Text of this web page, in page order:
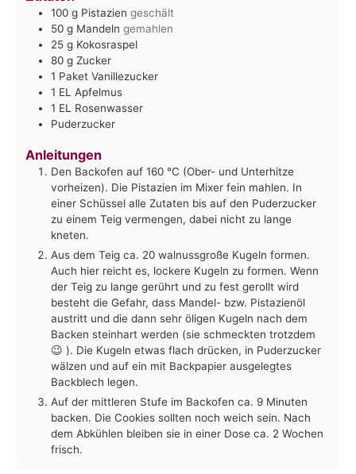
100 g Pistazien geschält
50 g Mandeln gemahlen
25 g Kokosraspel
80 g Zucker
1 Paket Vanillezucker
1 EL Apfelmus
1 EL
Rosenwasser
Puderzucker
Anleitungen
Den Backofen auf 160 °C (Ober- und Unterhitze
vorheizen). Die Pistazien im Mixer fein mahlen. In
einer Schüssel alle Zutaten bis auf den Puderzucker
zu einem Teig vermengen, dabei nicht zu lange
kneten.
Aus dem Teig ca. 20 walnussgroße Kugeln formen.
Auch hier reicht es, lockere Kugeln zu formen. Wenn
der Teig zu lange gerührt und zu fest gerollt wird
besteht die Gefahr, dass Mandel- bzw. Pistazienöl
austritt und die dann sehr öligen Kugeln nach dem
Backen steinhart werden (sie schmeckten trotzdem
😉 ). Die Kugeln etwas flach drücken, in Puderzucker
wälzen und auf ein mit Backpapier ausgelegtes
Backblech legen.
Auf der mittleren Stufe im Backofen ca. 9 Minuten
backen. Die Cookies sollten noch weich sein. Nach
dem Abkühlen bleiben sie in einer Dose ca. 2 Wochen
frisch.